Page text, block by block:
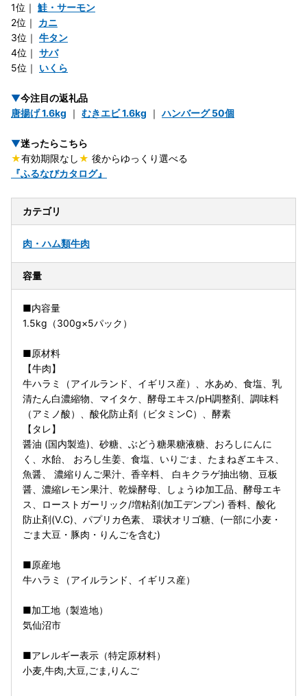
1位｜ 鮭・サーモン
2位｜ カニ
3位｜ 牛タン
4位｜ サバ
5位｜ いくら
▼今注目の返礼品
唐揚げ 1.6kg ｜ むきエビ 1.6kg ｜ハンバーグ 50個
▼迷ったらこちら
★有効期限なし★ 後からゆっくり選べる
『ふるなびカタログ』
カテゴリ
肉・ハム類牛肉
容量
■内容量
1.5kg（300g×5パック）
■原材料
【牛肉】
牛ハラミ（アイルランド、イギリス産）、水あめ、食塩、乳
清たん白濃縮物、マイタケ、酵母エキス/pH調整剤、調味料
（アミノ酸）、酸化防止剤（ビタミンC）、酵素
【タレ】
醤油 (国内製造)、砂糖、ぶどう糖果糖液糖、おろしにんに
く、水飴、 おろし生姜、食塩、いりごま、たまねぎエキス、
魚醤、 濃縮りんご果汁、香辛料、 白キクラゲ抽出物、豆板
醤、濃縮レモン果汁、乾燥酵母、しょうゆ加工品、酵母エキ
ス、ローストガーリック/増粘剤(加工デンプン) 香料、酸化
防止剤(V.C)、パプリカ色素、 環状オリゴ糖、(一部に小麦・
ごま大豆・豚肉・りんごを含む)
■原産地
牛ハラミ（アイルランド、イギリス産）
■加工地（製造地）
気仙沼市
■アレルギー表示（特定原材料）
小麦,牛肉,大豆,ごま,りんご